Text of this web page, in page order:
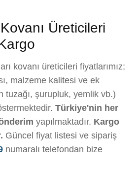
Üreticileri
kovanı üreticileri fiyatlarımız;
malzeme kalitesi ve ek
tuzağı, şurupluk, yemlik vb.)
Türkiye'nin her
yapılmaktadır. Kargo
Güncel fiyat listesi ve sipariş
numaralı telefondan bize